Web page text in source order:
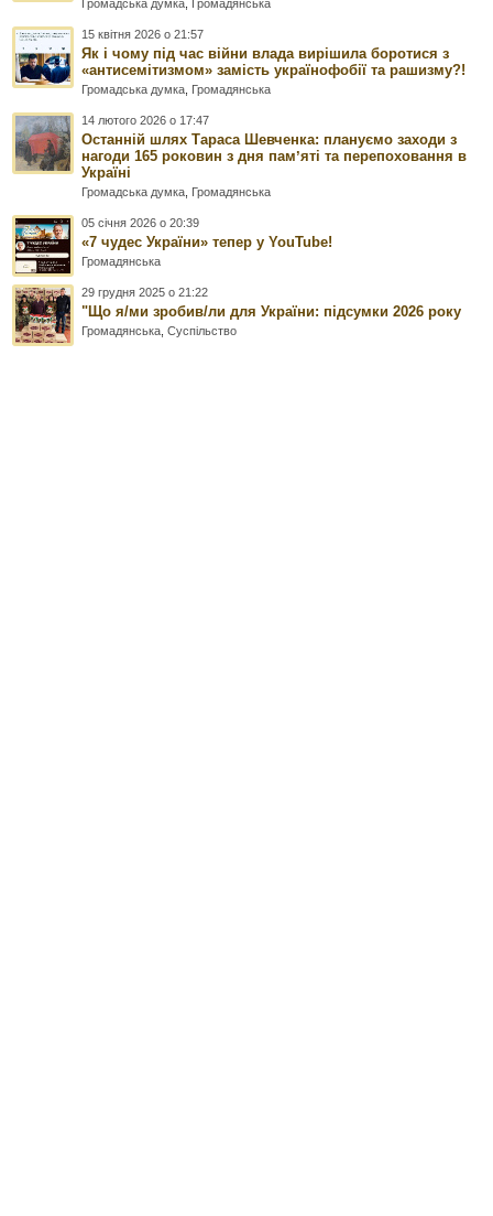
Громадська думка Громадянська
15 квітня 2026 о 21:57
Як і чому під час війни влада вирішила боротися з
«антисемітизмом» замість українофобії та рашизму?!
Громадська думка Громадянська
14 лютого 2026 о 17:47
Останній шлях Тараса Шевченка: плануємо заходи з
нагоди 165 роковин з дня памʼяті та перепоховання в
Україні
Громадська думка Громадянська
05 січня 2026 о 20:39
«7 чудес України» тепер у YouTube!
Громадянська
29 грудня 2025 о 21:22
"Що я/ми зробив/ли для України: підсумки 2026 року
Громадянська ,Суспільство